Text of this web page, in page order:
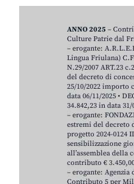
ANNO 2025 –
Culture Patrie dal
– erogante:
Lingua Friulana)
N.29/2007 ART.23
del decreto di
25/10/2022 importo
data 06/11/2025 •
34.842,23 in data 31/
– erogante:
estremi del decreto
progetto 2024-0124
sensibilizzazione
all’assemblea della
contributo €
– erogante:
Contributo 5 per